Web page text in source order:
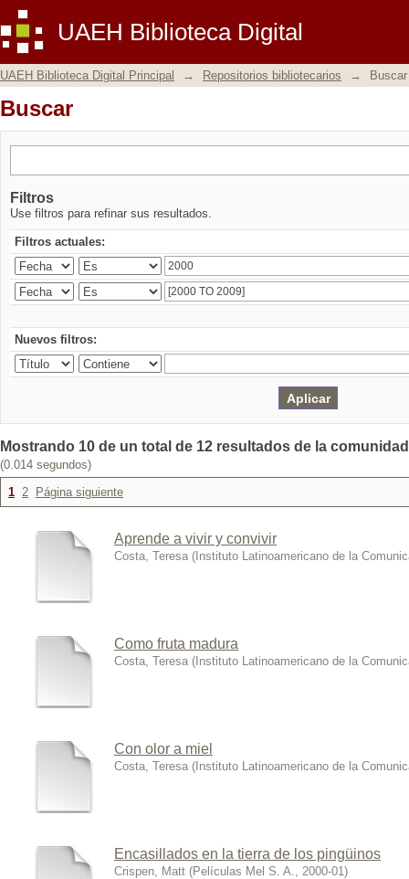
UAEH Biblioteca Digital
Buscar
UAEH Biblioteca Digital Principal → Repositorios bibliotecarios → Buscar
Buscar
Filtros
Use filtros para refinar sus resultados.
Filtros actuales:
Nuevos filtros:
Mostrando 10 de un total de 12 resultados de la
(0.014 segundos)
1 2 Página siguiente
Aprende a vivir y convivir
Costa, Teresa ( Instituto Latinoamericano de la
Como fruta madura
Costa, Teresa ( Instituto Latinoamericano de la
Con olor a miel
Costa, Teresa ( Instituto Latinoamericano de la
Encasillados en la tierra de los pingüinos
Crispen, Matt (Películas Mel S. A., 2000-01)